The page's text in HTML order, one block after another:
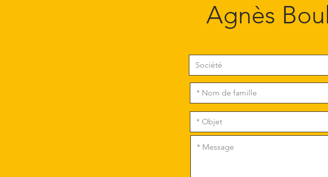
Agnès